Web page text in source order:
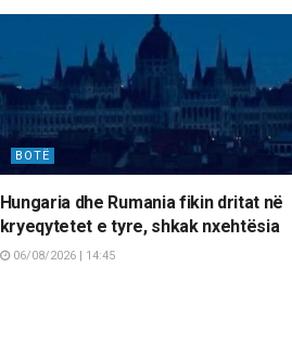
BOTË
Hungaria dhe Rumania fikin dritat në
kryeqytetet e tyre, shkak nxehtësia
06/08/2026 | 14:45